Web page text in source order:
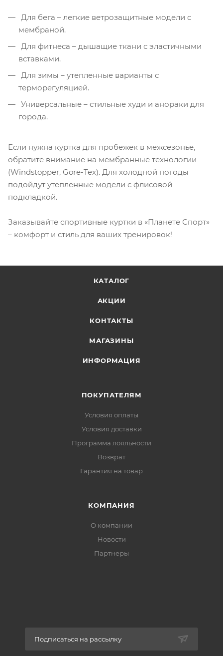
Для бега – легкие ветрозащитные модели с
мембраной.
Для фитнеса – дышащие ткани с эластичными
вставками.
Для зимы – утепленные варианты с
терморегуляцией.
Универсальные – стильные худи и анораки для
города.
Если нужна куртка для пробежек в межсезонье,
обратите внимание на мембранные технологии
(Windstopper, Gore-Tex). Для холодной погоды
подойдут утепленные модели с флисовой
подкладкой.
Заказывайте спортивные куртки в «Планете Спорт»
– комфорт и стиль для ваших тренировок!
КАТАЛОГ
АКЦИИ
КОНТАКТЫ
МАГАЗИНЫ
ИНФОРМАЦИЯ
ПОКУПАТЕЛЯМ
Условия оплаты
Условия доставки
Программа лояльности
Возврат
Гарантия на товар
КОМПАНИЯ
О компании
Новости
Партнеры
Подписаться на рассылку